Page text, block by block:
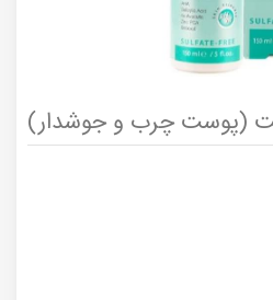
(پوست چرب و جوشدار)